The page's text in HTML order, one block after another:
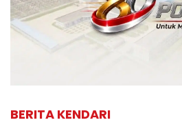
BERITA KENDARI